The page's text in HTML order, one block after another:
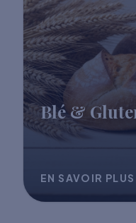
Blé &
EN SAVOIR PLUS